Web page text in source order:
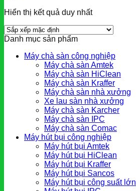
Hiển thị kết quả duy nhất
Danh mục sản phẩm
Máy chà sàn công nghiệp
Máy chà sàn Amtek
Máy chà sàn HiClean
Máy chà sàn Kraffer
Máy chà sàn nhà xưởng
Xe lau sàn nhà xưởng
Máy chà sàn Karcher
Máy chà sàn IPC
Máy chà sàn Comac
Máy hút bụi công nghiệp
Máy hút bụi Amtek
Máy hút bụi HiClean
Máy hút bụi Kraffer
Máy hút bụi Sancos
Máy hút bụi công suất lớn